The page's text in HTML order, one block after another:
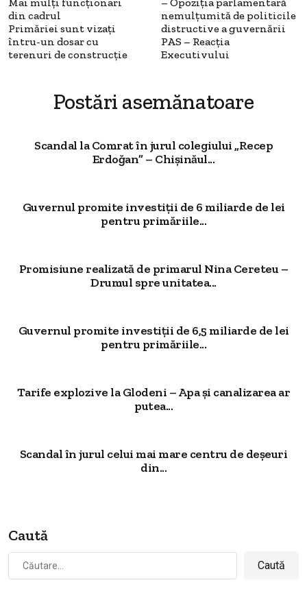
din cadrul
Primăriei sunt vizați
întru-un dosar cu
terenuri de construcție
nemulțumită de politicile
distructive a guvernării
PAS – Reacția
Executivului
Postări asemănatoare
Scandal la Comrat în jurul colegiului „Recep
Erdoğan” – Chișinăul...
Guvernul promite investiții de 6 miliarde de lei
pentru primăriile...
Promisiune realizată de primarul Nina Cereteu –
Drumul spre unitatea...
Guvernul promite investiții de 6,5 miliarde de lei
pentru primăriile...
Tarife explozive la Glodeni – Apa și canalizarea ar
putea...
Scandal în jurul celui mai mare centru de deșeuri
din...
Caută
Caută
după: